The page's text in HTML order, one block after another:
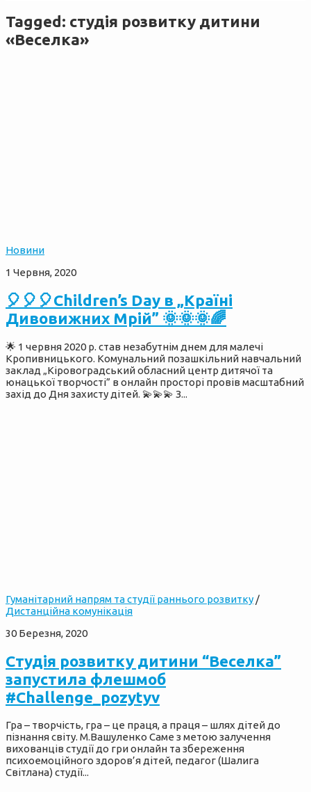
Tagged: студія розвитку дитини
«Веселка»
Новини
1 Червня, 2020
🎈🎈🎈Children’s Day в „Країні
Дивовижних Мрій” 🌞🌞🌞🌈
🌟 1 червня 2020 р. став незабутнім днем для малечі
Кропивницького. Комунальний позашкільний навчальний
заклад „Кіровоградський обласний центр дитячої та
юнацької творчості” в онлайн просторі провів масштабний
захід до Дня захисту дітей. 💫💫💫 З...
Гуманітарний напрям та студії раннього розвитку /
Дистанційна комунікація
30 Березня, 2020
Cтудія розвитку дитини “Веселка”
запустила флешмоб
#Challenge_pozytyv
Гра – творчість, гра – це праця, а праця – шлях дітей до
пізнання світу. М.Вашуленко Саме з метою залучення
вихованців студії до гри онлайн та збереження
психоемоційного здоров’я дітей, педагог (Шалига
Світлана) студії...